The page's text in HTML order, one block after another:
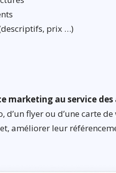
prix …)
marketing au service
d’un flyer ou d’une carte
améliorer leur